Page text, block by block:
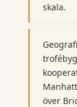
skala.
över